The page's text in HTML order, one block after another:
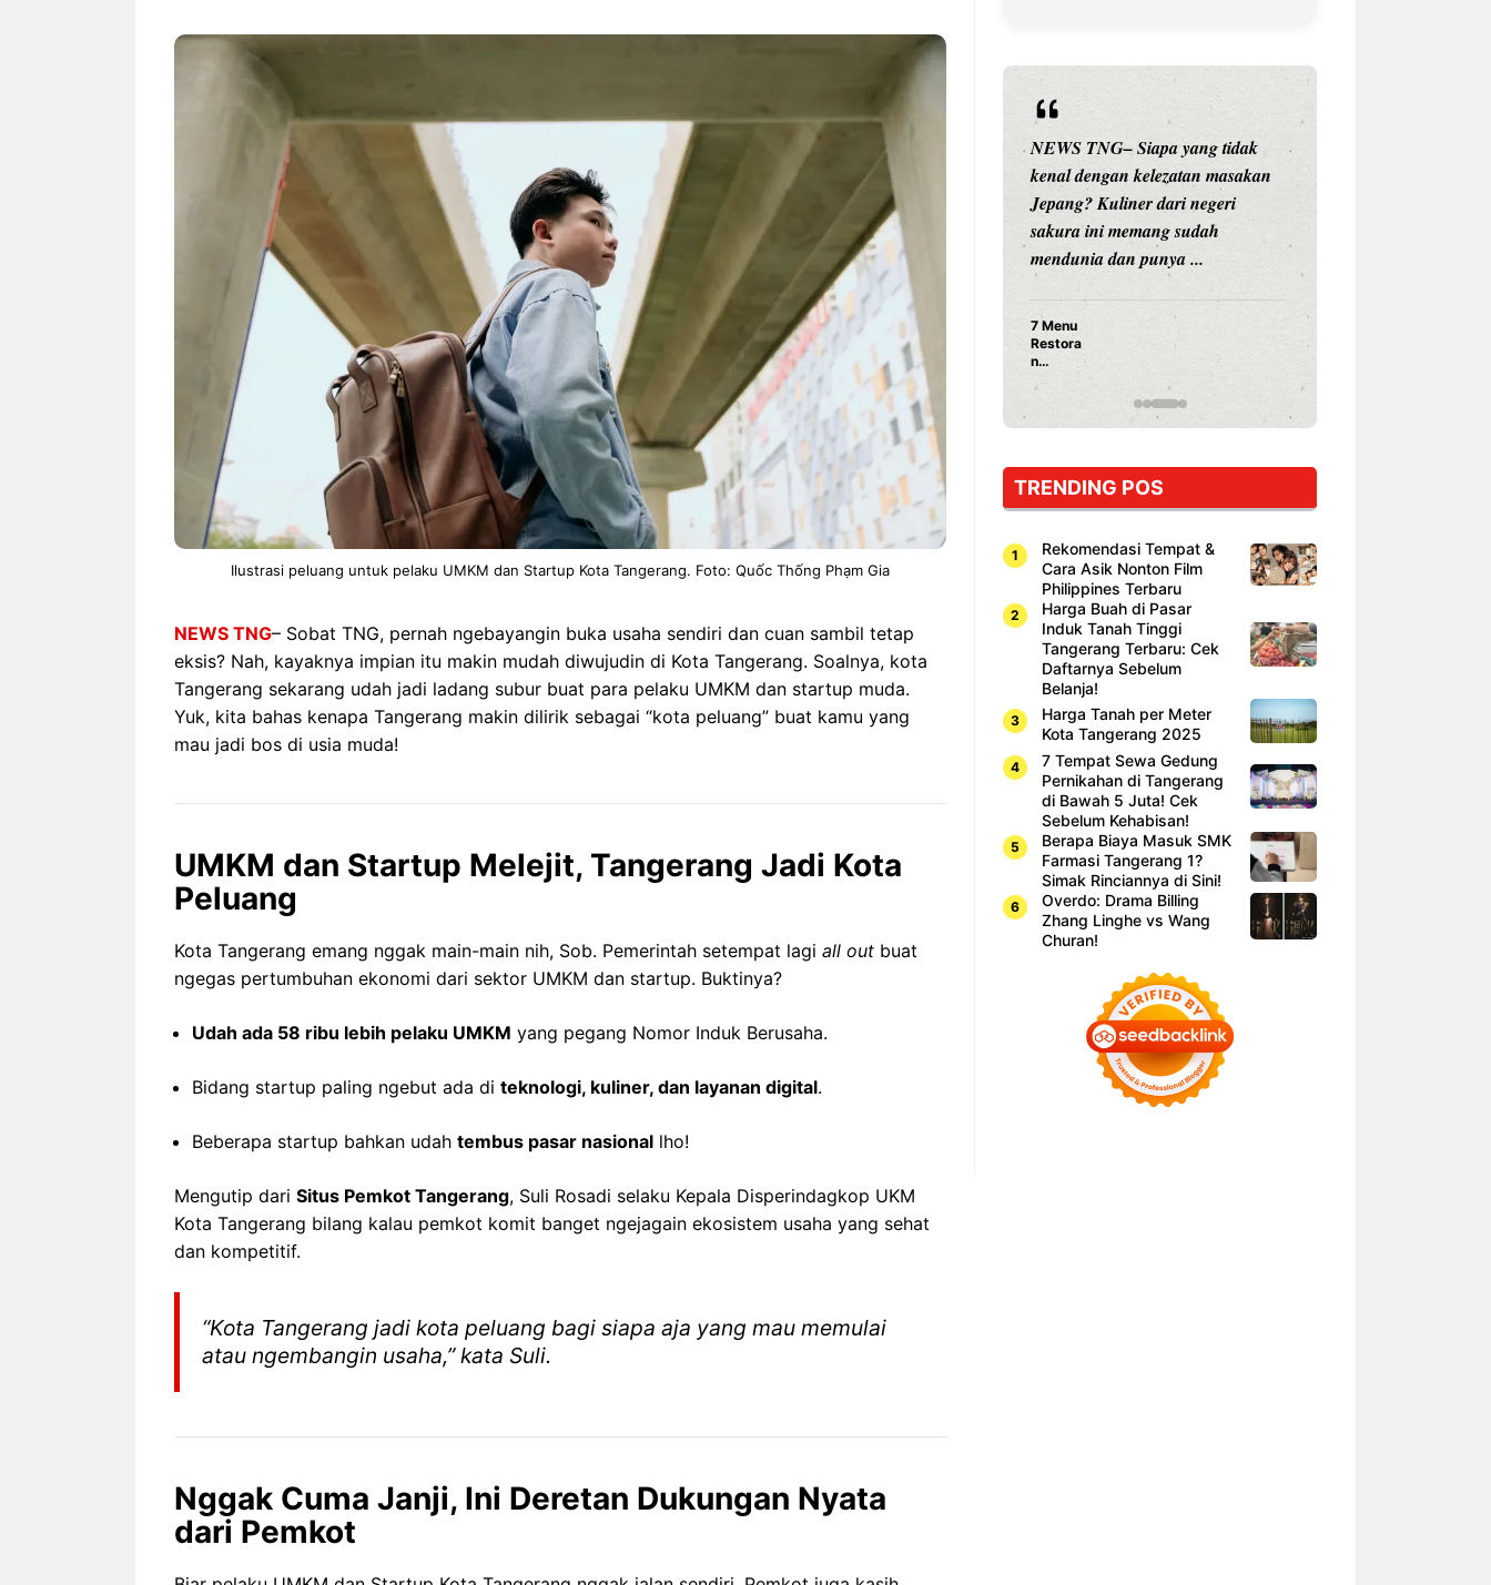
Ilustrasi peluang untuk pelaku UMKM dan Startup Kota Tangerang. Foto: Quốc Thống Phạm Gia
NEWS TNG– Sobat TNG, pernah ngebayangin buka usaha sendiri dan cuan sambil tetap
eksis? Nah, kayaknya impian itu makin mudah diwujudin di Kota Tangerang. Soalnya, kota
Tangerang sekarang udah jadi ladang subur buat para pelaku UMKM dan startup muda.
Yuk, kita bahas kenapa Tangerang makin dilirik sebagai “kota peluang” buat kamu yang
mau jadi bos di usia muda!
UMKM dan Startup Melejit, Tangerang Jadi Kota
Peluang
Kota Tangerang emang nggak main-main nih, Sob. Pemerintah setempat lagi all out buat
ngegas pertumbuhan ekonomi dari sektor UMKM dan startup. Buktinya?
Udah ada 58 ribu lebih pelaku UMKM yang pegang Nomor Induk Berusaha.
Bidang startup paling ngebut ada di teknologi, kuliner, dan layanan digital.
Beberapa startup bahkan udah tembus pasar nasional lho!
Mengutip dari Situs Pemkot Tangerang, Suli Rosadi selaku Kepala Disperindagkop UKM
Kota Tangerang bilang kalau pemkot komit banget ngejagain ekosistem usaha yang sehat
dan kompetitif.
“Kota Tangerang jadi kota peluang bagi siapa aja yang mau memulai
atau ngembangin usaha,” kata Suli.
Nggak Cuma Janji, Ini Deretan Dukungan Nyata
dari Pemkot
NEWS TNG– Siapa sangka, dua
Prasetyo, kini merambah dunia
Nunung Srimulat & Vicky
Prasetyo Buka Restoran
Ayam Panggang! Cuma Rp
15 Ribu, Resep Rahasia
Mami Bikin Nagih!
NEWS TNG– Bandung –
Menyambut pergantian tahun
2026, restoran all you can eat
Kakkoii All You Can Eat Bandung
menghadirkan ...
Sambut 2026, Kakkoii
Bandung Hadirkan Pesta All
You Can Eat Mulai Rp
145.000
NEWS TNG– Pernah gak sih
kamu mulai ngerjain sesuatu cuma
buat iseng-iseng, eh ternyata malah
jadi peluang bisnis yang
menguntungkan? ...
Dari Iseng Jadi Cuan: Kisah
TUM_ATUL yang Ubah
Hampers Jadi Bisnis Kece
NEWS TNG– Siapa yang tidak
kenal dengan kelezatan masakan
Jepang? Kuliner dari negeri
sakura ini memang sudah
mendunia dan punya ...
7 Menu
Restora
n
yang
Dicoba,
Cuma
Sushi!
TRENDING POS
Rekomendasi Tempat &
Cara Asik Nonton Film
Philippines Terbaru
Harga Buah di Pasar
Induk Tanah Tinggi
Tangerang Terbaru: Cek
Daftarnya Sebelum
Belanja!
Harga Tanah per Meter
Kota Tangerang 2025
7 Tempat Sewa Gedung
Pernikahan di Tangerang
di Bawah 5 Juta! Cek
Sebelum Kehabisan!
Berapa Biaya Masuk SMK
Farmasi Tangerang 1?
Simak Rinciannya di Sini!
Overdo: Drama Billing
Zhang Linghe vs Wang
Churan!